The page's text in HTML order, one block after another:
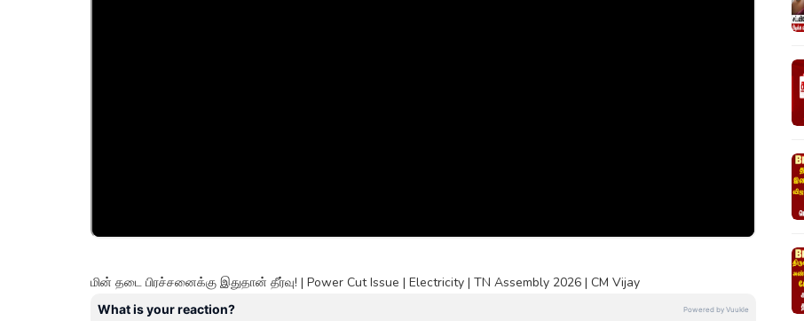
மின் தடை பிரச்சனைக்கு இதுதான் தீர்வு! | Power Cut Issue | Electricity | TN Assembly 2026 | CM Vijay